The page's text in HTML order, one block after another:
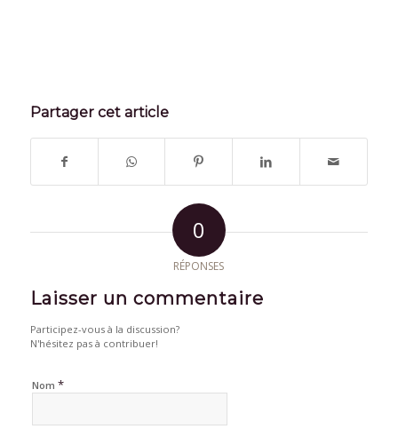
Partager cet article
0
RÉPONSES
Laisser un commentaire
Participez-vous à la discussion?
N'hésitez pas à contribuer!
Nom *